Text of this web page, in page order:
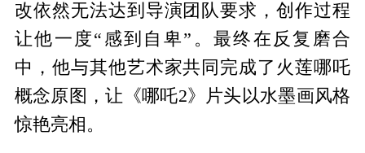
改依然无法达到导演团队要求，创作过程
让他一度“感到自卑”。最终在反复磨合
中，他与其他艺术家共同完成了火莲哪吒
概念原图，让《哪吒2》片头以水墨画风格
惊艳亮相。